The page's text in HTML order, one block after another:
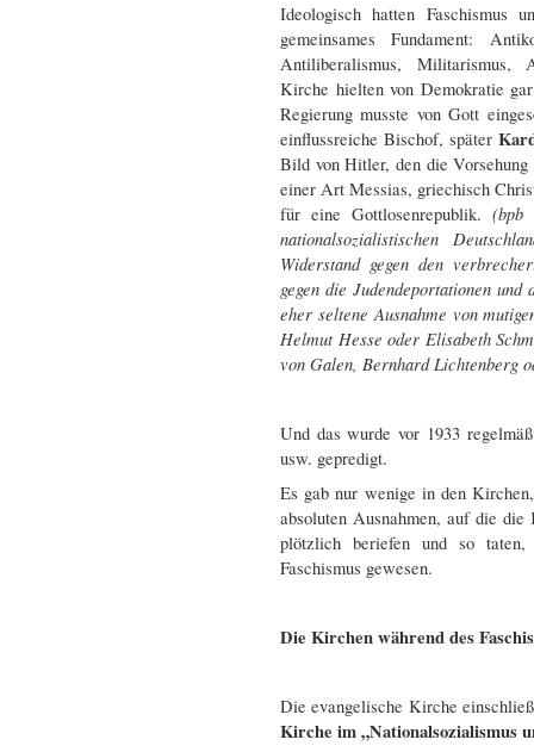
Ideologisch hatten Faschismus
gemeinsames Fundament:
Antiliberalismus, Militarismus,
Kirche hielten von Demokratie
Regierung musste von Gott
einflussreiche Bischof, später
Bild von Hitler, den die
einer Art Messias, griechisch
für eine Gottlosenrepublik. (bpb
nationalsozialistischen
Widerstand gegen den
gegen die Judendeportationen
eher seltene Ausnahme von
Helmut Hesse oder Elisabeth
von Galen, Bernhard Lichtenberg
Und das wurde vor 1933
usw. gepredigt.
Es gab nur wenige in den
absoluten Ausnahmen, auf die
plötzlich beriefen und so
Faschismus gewesen.
Die Kirchen während des
Die evangelische Kirche
Kirche im „Nationalsozialismus